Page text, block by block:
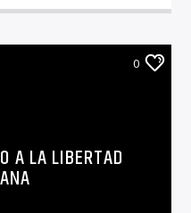
0
A LA LIBERTAD